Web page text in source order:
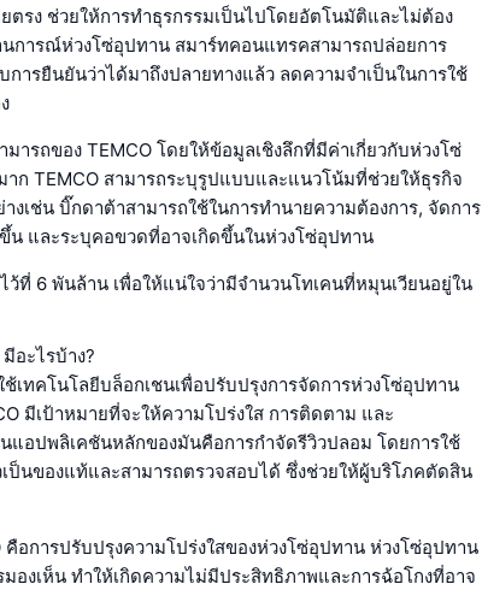
ตรง ช่วยให้การทำธุรกรรมเป็นไปโดยอัตโนมัติและไม่ต้อง
นการณ์ห่วงโซ่อุปทาน สมาร์ทคอนแทรคสามารถปล่อยการ
การยืนยันว่าได้มาถึงปลายทางแล้ว ลดความจำเป็นในการใช้
ารถของ TEMCO โดยให้ข้อมูลเชิงลึกที่มีค่าเกี่ยวกับห่วงโซ่
ก TEMCO สามารถระบุรูปแบบและแนวโน้มที่ช่วยให้ธุรกิจ
งเช่น บิ๊กดาต้าสามารถใช้ในการทำนายความต้องการ, จัดการ
น และระบุคอขวดที่อาจเกิดขึ้นในห่วงโซ่อุปทาน
ว้ที่ 6 พันล้าน เพื่อให้แน่ใจว่ามีจำนวนโทเคนที่หมุนเวียนอยู่ใน
อะไรบ้าง?
ช้เทคโนโลยีบล็อกเชนเพื่อปรับปรุงการจัดการห่วงโซ่อุปทาน
มีเป้าหมายที่จะให้ความโปร่งใส การติดตาม และ
แอปพลิเคชันหลักของมันคือการกำจัดรีวิวปลอม โดยการใช้
ป็นของแท้และสามารถตรวจสอบได้ ซึ่งช่วยให้ผู้บริโภคตัดสิน
อการปรับปรุงความโปร่งใสของห่วงโซ่อุปทาน ห่วงโซ่อุปทาน
งเห็น ทำให้เกิดความไม่มีประสิทธิภาพและการฉ้อโกงที่อาจ